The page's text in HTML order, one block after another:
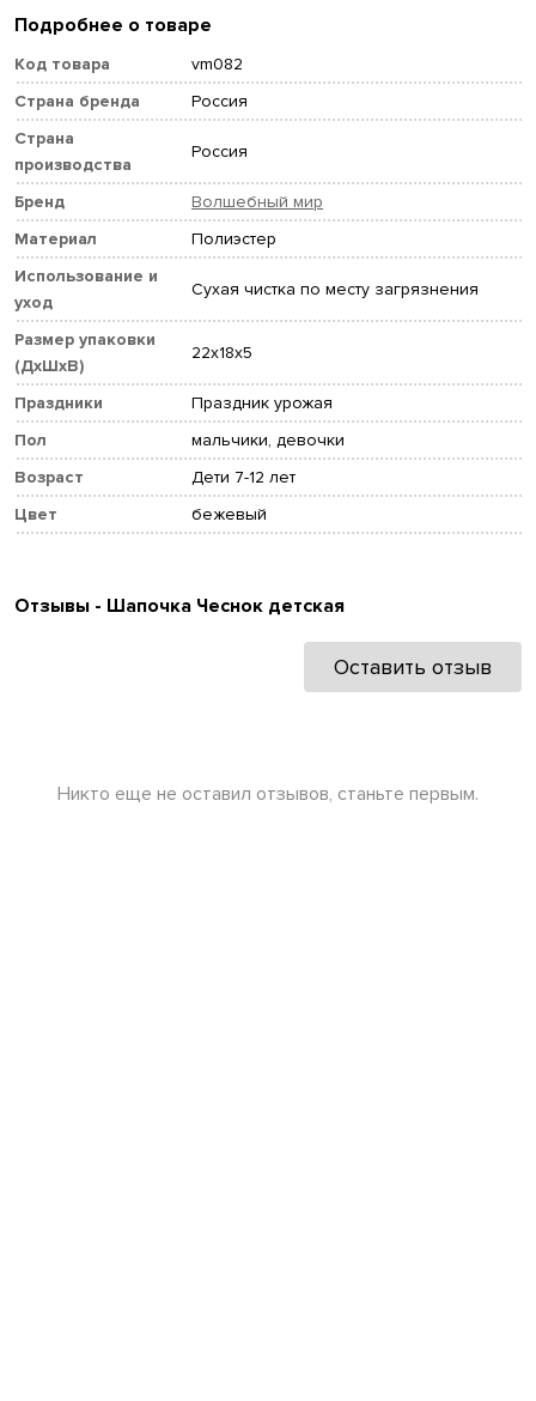
Подробнее о товаре
Код товара
vm082
Страна бренда
Россия
Страна
производства
Россия
Бренд
Волшебный мир
Материал
Полиэстер
Использование и
уход
Сухая чистка по месту загрязнения
Размер упаковки
(ДхШхВ)
22x18x5
Праздники
Праздник урожая
Пол
мальчики, девочки
Возраст
Дети 7-12 лет
Цвет
бежевый
Отзывы - Шапочка Чеснок детская
Оставить отзыв
Никто еще не оставил отзывов, станьте первым.